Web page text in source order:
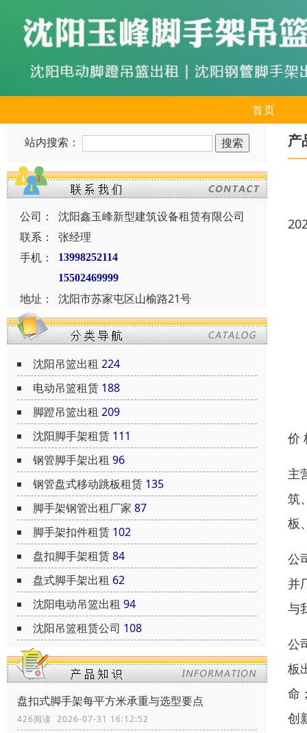
首页
站内搜索：
公司：
沈阳鑫玉峰新型建筑设备租赁有限公司
联系：
张经理
手机：
13998252114
15502469999
地址： 沈阳市苏家屯区山榆路21号
沈阳吊篮出租 224
电动吊篮租赁 188
脚蹬吊篮出租 209
沈阳脚手架租赁 111
钢管脚手架出租 96
钢管盘式移动跳板租赁 135
脚手架钢管出租厂家 87
脚手架扣件租赁 102
盘扣脚手架租赁84
盘式脚手架出租 62
沈阳电动吊篮出租 94
沈阳吊篮租赁公司 108
盘扣式脚手架每平方米承重与选型要点
426阅读 2026-07-31 16:12:52
产
价
主
筑
板
公
并
与
公
板
命
创